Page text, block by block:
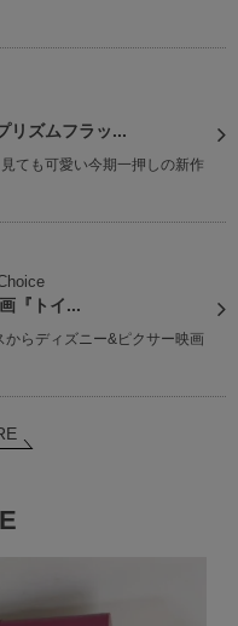
リズムフラッ...
ても可愛い今期一押しの新作
『トイ...
らディズニー&ピクサー映画